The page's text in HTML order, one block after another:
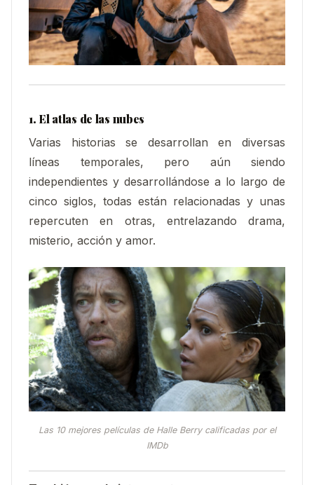
1. El atlas de las nubes
Varias historias se desarrollan en diversas
líneas temporales, pero aún siendo
independientes y desarrollándose a lo largo de
cinco siglos, todas están relacionadas y unas
repercuten en otras, entrelazando drama,
misterio, acción y amor.
Las 10 mejores películas de Halle Berry calificadas por el
IMDb